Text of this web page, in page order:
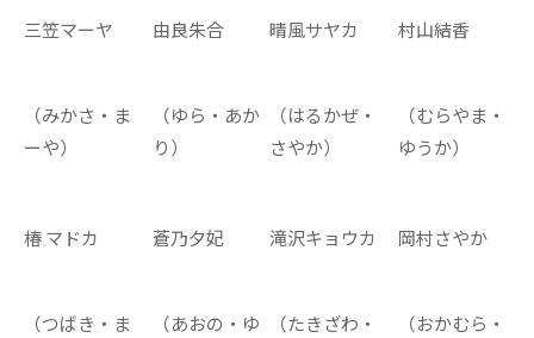
三笠マーヤ
（みかさ・ま
ーや）
由良朱合
（ゆら・あか
り）
晴風サヤカ
（はるかぜ・
さやか）
村山結香
（むらやま・
ゆうか）
椿 マドカ
（つばき・ま
蒼乃夕妃
（あおの・ゆ
滝沢キョウカ
（たきざわ・
岡村さやか
（おかむら・